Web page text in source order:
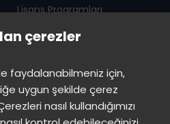
çerezler
faydalanabilmeniz için,
uygun şekilde çerez
nasıl kullandığımızı
Lisans Programları
Lisansüstü